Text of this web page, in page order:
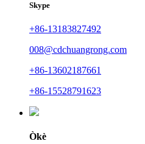
Skype
+86-13183827492
008@cdchuangrong.com
+86-13602187661
+86-15528791623
Òkè